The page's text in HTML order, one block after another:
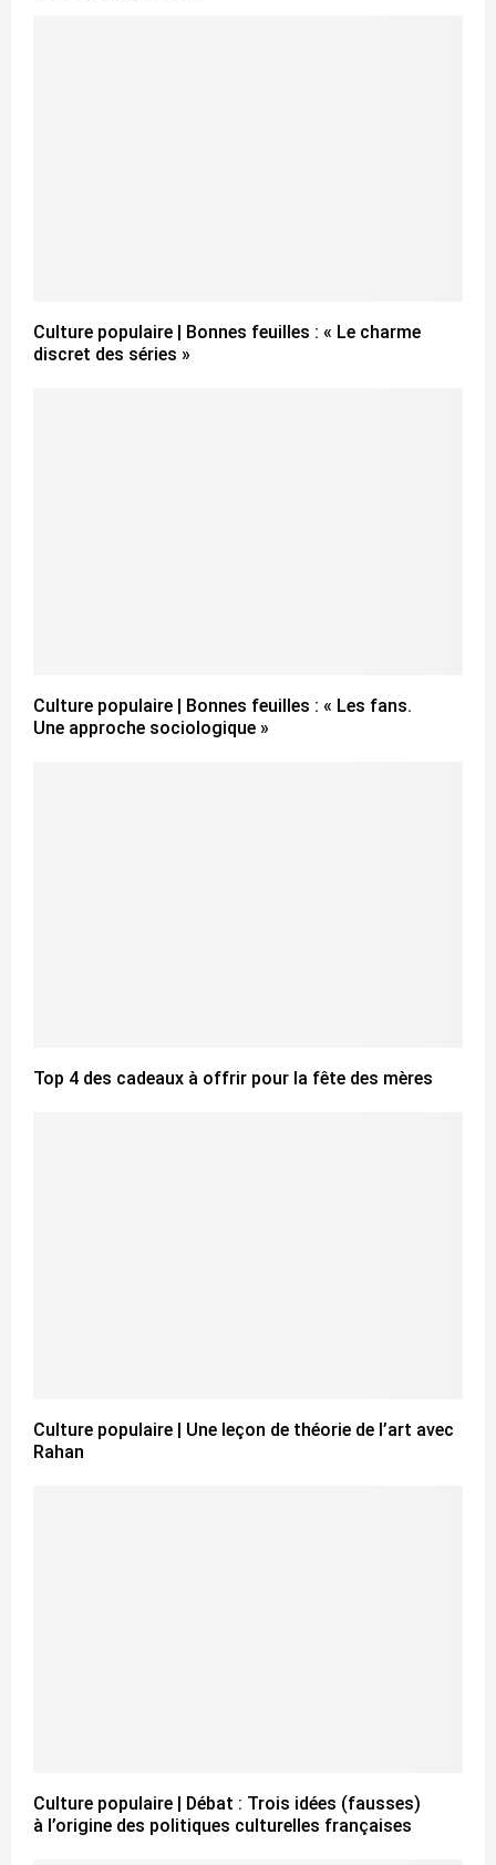
Culture populaire | Bonnes feuilles : « Le charme
discret des séries »
Culture populaire | Bonnes feuilles : « Les fans.
Une approche sociologique »
Top 4 des cadeaux à offrir pour la fête des mères
Culture populaire | Une leçon de théorie de l’art avec
Rahan
Culture populaire | Débat : Trois idées (fausses)
à l’origine des politiques culturelles françaises